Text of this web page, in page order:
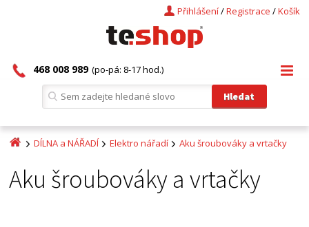
Košík
/
Registrace
/
Přihlášení
468 008 989 (po-pá: 8-17 hod.)
DÍLNA a NÁŘADÍ Elektro nářadí Aku šroubováky a vrtačky
Aku šroubováky a vrtačky